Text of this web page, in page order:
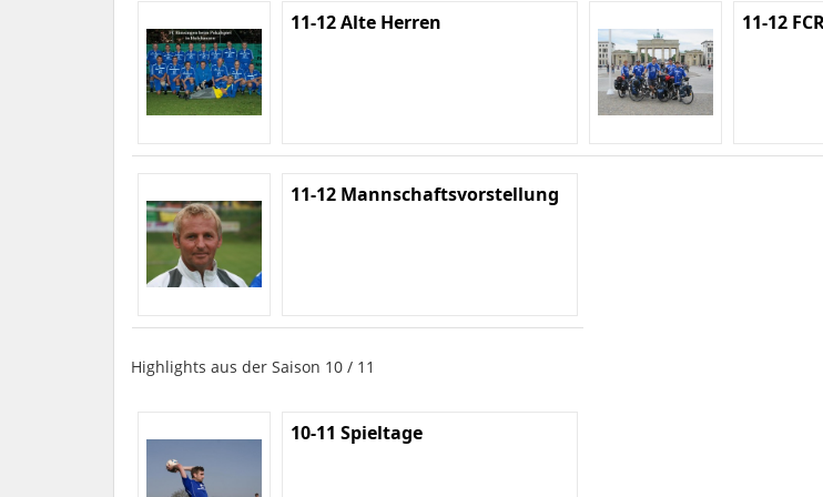
11-12 Alte Herren 11-12
11-12 Mannschaftsvorstellung
Highlights aus der Saison 10 / 11
10-11 Spieltage